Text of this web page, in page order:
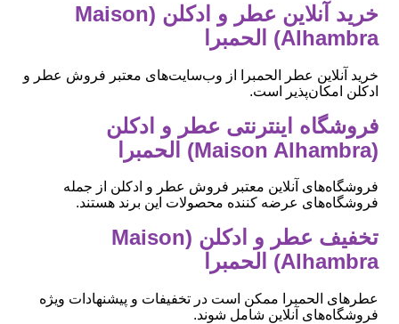
خرید آنلاین عطر و ادکلن (Maison
Alhambra) الحمبرا
خرید آنلاین عطر الحمبرا از وب‌سایت‌های معتبر فروش عطر و
ادکلن امکان‌پذیر است.
فروشگاه اینترنتی عطر و ادکلن
(Maison Alhambra) الحمبرا
فروشگاه‌های آنلاین معتبر فروش عطر و ادکلن از جمله
فروشگاه‌های عرضه کننده محصولات این برند هستند.
تخفیف عطر و ادکلن (Maison
Alhambra) الحمبرا
عطرهای الحمبرا ممکن است در تخفیفات و پیشنهادات ویژه
فروشگاه‌های آنلاین شامل شوند.